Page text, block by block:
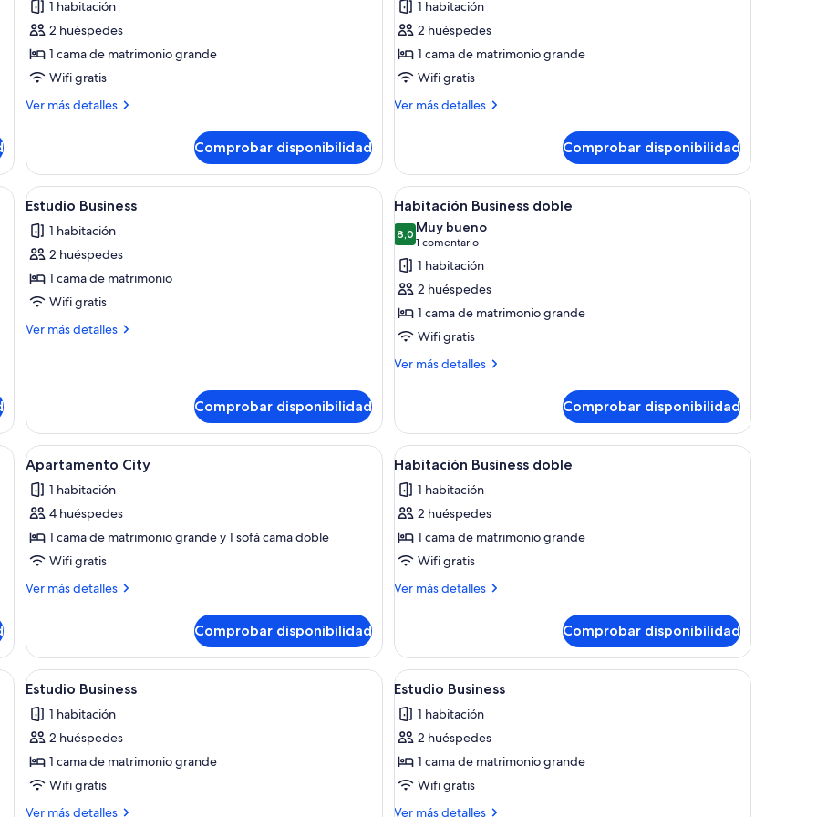
las
fotos
de
Estudio
Business
1 habitación
2 huéspedes
1 cama de matrimonio grande
Wifi gratis
Ver más detalles
Más
Business
Comprobar disponibilidad
las
fotos
de
Estudio
Business
1 habitación
2 huéspedes
1 cama de matrimonio grande
Wifi gratis
Ver más detalles
Más
Business
Comprobar disponibilidad
escritorio y silla. Cuenta con ventana con persianas, lámpara y televisor de pared.
Abrir
todas
las
fotos
de
Estudio
Business
Habitación compacta con cama, escritorio y silla. Cuenta con ventana con persianas, lámpara y televisor de pared.
6
Estudio Business
1 habitación
2 huéspedes
1 cama de matrimonio
Wifi gratis
Ver más detalles
Más
Comprobar disponibilidad
Abrir
todas
las
fotos
de
Habitación
Business
doble
Habitación de hotel con cama, escritorio y
6
Habitación Business doble
8,08,0 de 10
Muy bueno
1 comentario
(1 comentario)
1 habitación
2 huéspedes
1 cama de matrimonio grande
Wifi gratis
Ver más detalles
Más
Business
doble
Comprobar disponibilidad
y dos sillas, televisor de pantalla plana montado en la pared, luz de techo y una mesita de noche con lámpara.
Abrir
todas
las
fotos
de
Apartamento
City
Una habitación de hotel con cama, sofá, una mesita redonda y ventana con cortinas.
10
Apartamento City
1 habitación
4 huéspedes
1 cama de matrimonio grande y 1 sofá cama doble
Wifi gratis
Ver más detalles
Más
City
Comprobar disponibilidad
Abrir
todas
las
fotos
de
Habitación
Business
Habitación de hotel con cama, escritorio y
6
Habitación Business doble
1 habitación
2 huéspedes
1 cama de matrimonio grande
Wifi gratis
Ver más detalles
Más
Business
doble
Comprobar disponibilidad
con ducha, cama, escritorio y ventana con cortinas.
Abrir
todas
las
fotos
de
Estudio
Business
Habitación compacta con cama, escritorio y silla. Cuenta con ventana con persianas, lámpara y televisor de pared.
6
Estudio Business
1 habitación
2 huéspedes
1 cama de matrimonio grande
Wifi gratis
Ver más detalles
Más
Abrir
todas
las
fotos
de
Estudio
Business
Habitación compacta con cama, escritorio y
6
Estudio Business
1 habitación
2 huéspedes
1 cama de matrimonio grande
Wifi gratis
Ver más detalles
Más